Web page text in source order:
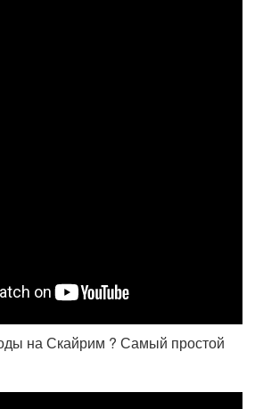
на Скайрим ? Самый простой